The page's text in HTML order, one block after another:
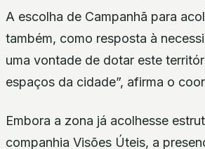
A escolha de Campanhã para
também, como resposta à
uma vontade de dotar este
espaços da cidade”, afirma o
Embora a zona já acolhesse
companhia Visões Úteis, a